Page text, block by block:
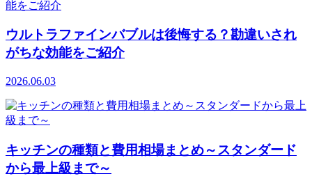
ウルトラファインバブルは後悔する？勘違いされ
がちな効能をご紹介
2026.06.03
キッチンの種類と費用相場まとめ～スタンダード
から最上級まで～